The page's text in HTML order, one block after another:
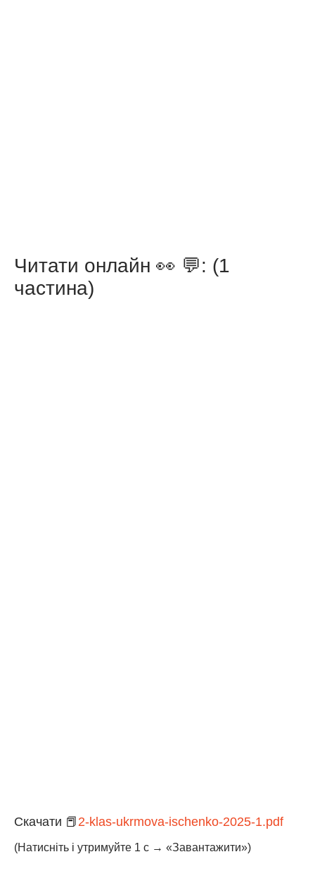
Читати онлайн 👀 💬: (1
частина)
Скачати 📕 2-klas-ukrmova-ischenko-2025-1.pdf
(Натисніть і утримуйте 1 с → «Завантажити»)